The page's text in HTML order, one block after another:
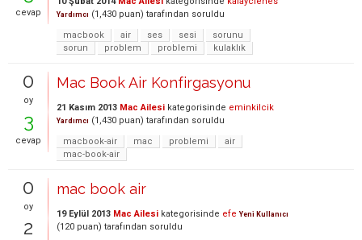
cevap Yardımcı (1,430 puan) tarafından soruldu
macbook
air ses sesi
sorunu
sorun
problem problemi kulaklık
0
oy
3
cevap
Mac Book Air Konfirgasyonu
21 Kasım 2013 Mac Ailesi kategorisinde eminkilcik
Yardımcı (1,430 puan) tarafından soruldu
macbook-air
mac problemi
air
mac-book-air
0
oy
2
mac book air
19 Eylül 2013 Mac Ailesi kategorisinde efe Yeni Kullanıcı
(120 puan) tarafından soruldu